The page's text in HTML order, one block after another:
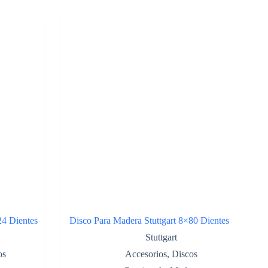
Dientes
Disco Para Madera Stuttgart 8×80 Dientes
Stuttgart
Accesorios, Discos